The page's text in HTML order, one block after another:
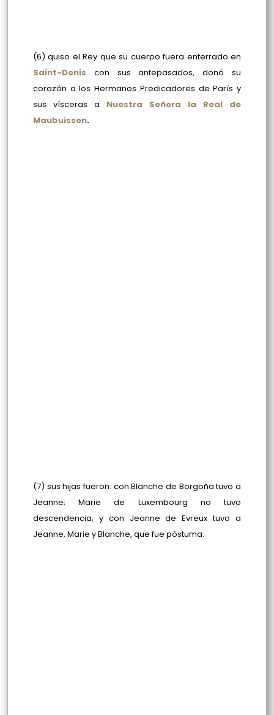
(6) quiso el Rey que su cuerpo fuera enterrado en
Saint-Denis con sus antepasados, donó su
corazón a los Hermanos Predicadores de París y
sus vísceras a Nuestra Señora la Real de
Maubuisson.
(7) sus hijas fueron: con Blanche de Borgoña tuvo a
Jeanne; Marie de Luxembourg no tuvo
descendencia; y con Jeanne de Evreux tuvo a
Jeanne, Marie y Blanche, que fue póstuma.